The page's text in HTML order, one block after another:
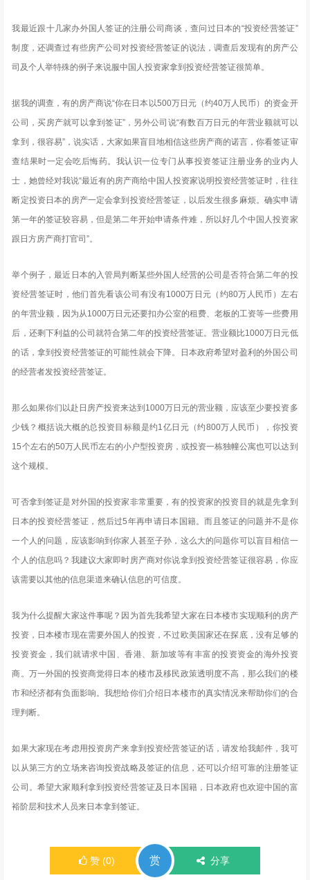
我最近跟十几家办外国人签证的注册公司商谈，查问过日本的“投资经营签证”
制度，还调查过有些房产公司对投资经营签证的说法，调查后发现有的房产公
司及个人举特殊的例子来说服中国人投资家拿到投资经营签证很简单。
据我的调查，有的房产商说“你在日本以500万日元（约40万人民币）的资金开
公司，买房产就可以拿到签证”，另外公司说“有数百万日元的年营业额就可以
拿到，很容易”，说实话，大家如果盲目地相信这些房产商的诺言，你看签证审
查结果时一定会吃后悔药。我认识一位专门从事投资签证注册业务的业内人
士，她曾经对我说“最近有的房产商给中国人投资家说明投资经营签证时，往往
断定投资日本的房产一定会拿到投资经营签证，以后发生很多麻烦。确实申请
第一年的签证较容易，但是第二年开始申请条件难，所以好几个中国人投资家
跟日方房产商打官司”。
举个例子，最近日本的入管局判断某些外国人经营的公司是否符合第二年的投
资经营签证时，他们首先看该公司有没有1000万日元（约80万人民币）左右
的年营业额，因为从1000万日元还要扣办公室的租费、老板的工资等一些费用
后，还剩下利益的公司就符合第二年的投资经营签证。营业额比1000万日元低
的话，拿到投资经营签证的可能性就会下降。日本政府希望对盈利的外国公司
的经营者发投资经营签证。
那么如果你们以赴日房产投资来达到1000万日元的营业额，应该至少要投资多
少钱？概括说大概的总投资目标额是约1亿日元（约800万人民币），你投资
15个左右的50万人民币左右的小户型投资房，或投资一栋独幢公寓也可以达到
这个规模。
可否拿到签证是对外国的投资家非常重要，有的投资家的投资目的就是先拿到
日本的投资经营签证，然后过5年再申请日本国籍。而且签证的问题并不是你
一个人的问题，应该影响到你家人甚至子孙，这么大的问题你可以盲目相信一
个人的信息吗？我建议大家即时房产商对你说拿到投资经营签证很容易，你应
该需要以其他的信息渠道来确认信息的可信度。
我为什么提醒大家这件事呢？因为首先我希望大家在日本楼市实现顺利的房产
投资，日本楼市现在需要外国人的投资，不过欧美国家还在探底，没有足够的
投资资金，我们就请求中国、香港、新加坡等有丰富的投资资金的海外投资
商。万一外国的投资商觉得日本的楼市及移民政策透明度不高，那么我们的楼
市和经济都有负面影响。我想给你们介绍日本楼市的真实情况来帮助你们的合
理判断。
如果大家现在考虑用投资房产来拿到投资经营签证的话，请发给我邮件，我可
以从第三方的立场来咨询投资战略及签证的信息，还可以介绍可靠的注册签证
公司。希望大家顺利拿到投资经营签证及日本国籍，日本政府也欢迎中国的富
裕阶层和技术人员来日本拿到签证。
赞 (0) 赏 分享